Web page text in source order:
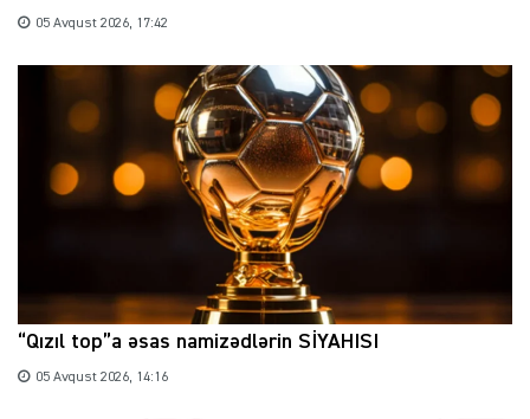
05 Avqust 2026, 17:42
“Qızıl top”a əsas namizədlərin SİYAHISI
05 Avqust 2026, 14:16